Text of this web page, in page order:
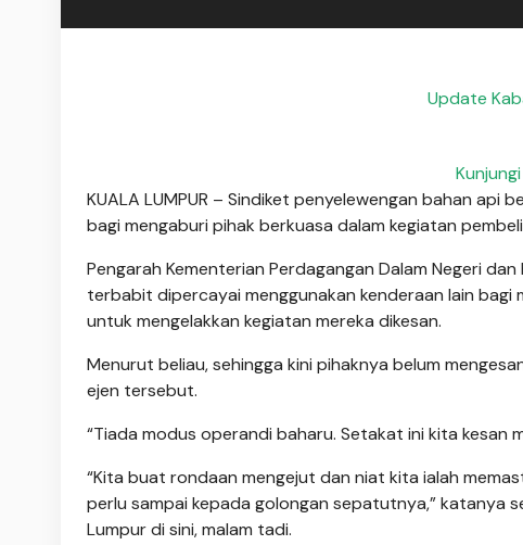
Update
KUALA LUMPUR – Sindiket penyelewengan bahan api
bagi mengaburi pihak berkuasa dalam kegiatan
Pengarah Kementerian Perdagangan Dalam Negeri
terbabit dipercayai menggunakan kenderaan lain
untuk mengelakkan kegiatan mereka dikesan.
Menurut beliau, sehingga kini pihaknya belum
ejen tersebut.
“Tiada modus operandi baharu. Setakat ini kita kesan
“Kita buat rondaan mengejut dan niat kita ialah
perlu sampai kepada golongan sepatutnya,” katanya
Lumpur di sini, malam tadi.